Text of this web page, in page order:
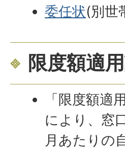
委任状(別世
限度額適
「限度額適
により、窓
月あたりの